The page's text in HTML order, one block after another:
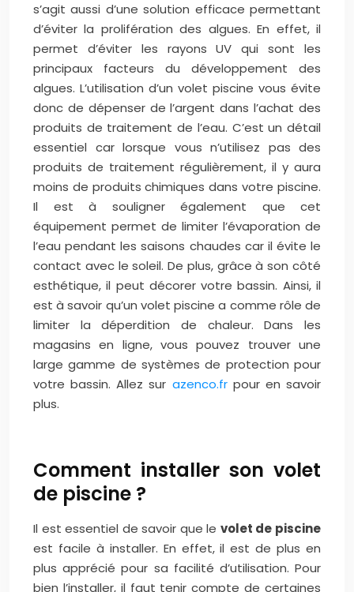
s’agit aussi d’une solution efficace permettant
d’éviter la prolifération des algues. En effet, il
permet d’éviter les rayons UV qui sont les
principaux facteurs du développement des
algues. L’utilisation d’un volet piscine vous évite
donc de dépenser de l’argent dans l’achat des
produits de traitement de l’eau. C’est un détail
essentiel car lorsque vous n’utilisez pas des
produits de traitement régulièrement, il y aura
moins de produits chimiques dans votre piscine.
Il est à souligner également que cet
équipement permet de limiter l’évaporation de
l’eau pendant les saisons chaudes car il évite le
contact avec le soleil. De plus, grâce à son côté
esthétique, il peut décorer votre bassin. Ainsi, il
est à savoir qu’un volet piscine a comme rôle de
limiter la déperdition de chaleur. Dans les
magasins en ligne, vous pouvez trouver une
large gamme de systèmes de protection pour
votre bassin. Allez sur azenco.frpour en savoir
plus.
Comment installer son volet
de piscine ?
Il est essentiel de savoir que le volet de piscine
est facile à installer. En effet, il est de plus en
plus apprécié pour sa facilité d’utilisation. Pour
bien l’installer, il faut tenir compte de certaines